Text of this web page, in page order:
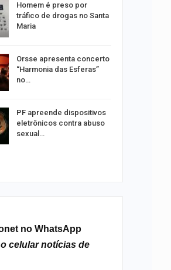
Homem é preso por
tráfico de drogas no Santa
Maria
Orsse apresenta concerto
“Harmonia das Esferas”
no…
PF apreende dispositivos
eletrônicos contra abuso
sexual…
no WhatsApp
celular notícias de